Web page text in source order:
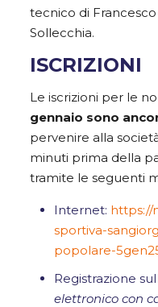
tecnico di
Sollecchia.
ISCRIZIONI
Le iscrizioni per le
gennaio sono
pervenire alla
minuti prima della
tramite le seguenti
Internet: https://
sportiva-
popolare-
Registrazione
elettronico con